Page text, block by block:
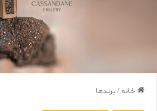
خانه/برندها